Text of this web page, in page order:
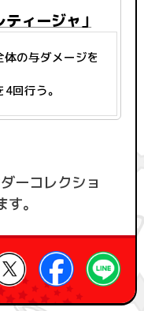
ィージャ」
の与ダメージを
回行う。
ーコレクショ
。